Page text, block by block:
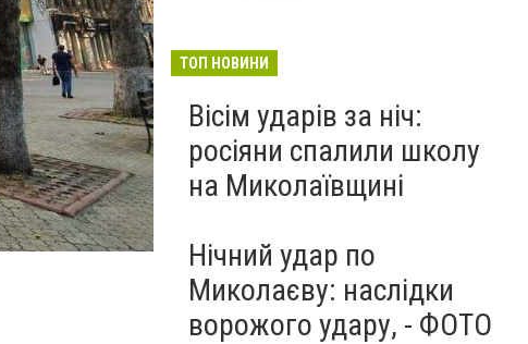
ТОП НОВИНИ
Вісім ударів за ніч:
росіяни спалили школу
на Миколаївщині
Нічний удар по
Миколаєву: наслідки
ворожого удару, - ФОТО